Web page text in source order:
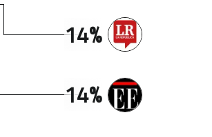
14%
14%